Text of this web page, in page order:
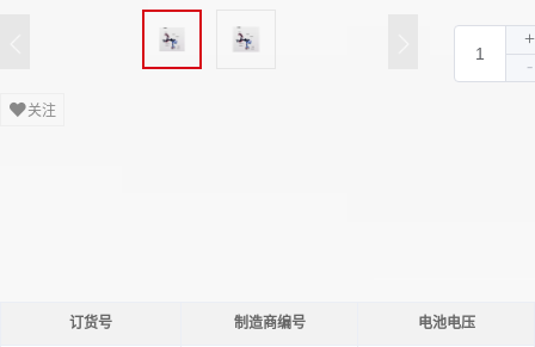
关注
订货号 制造商编号 电池电压